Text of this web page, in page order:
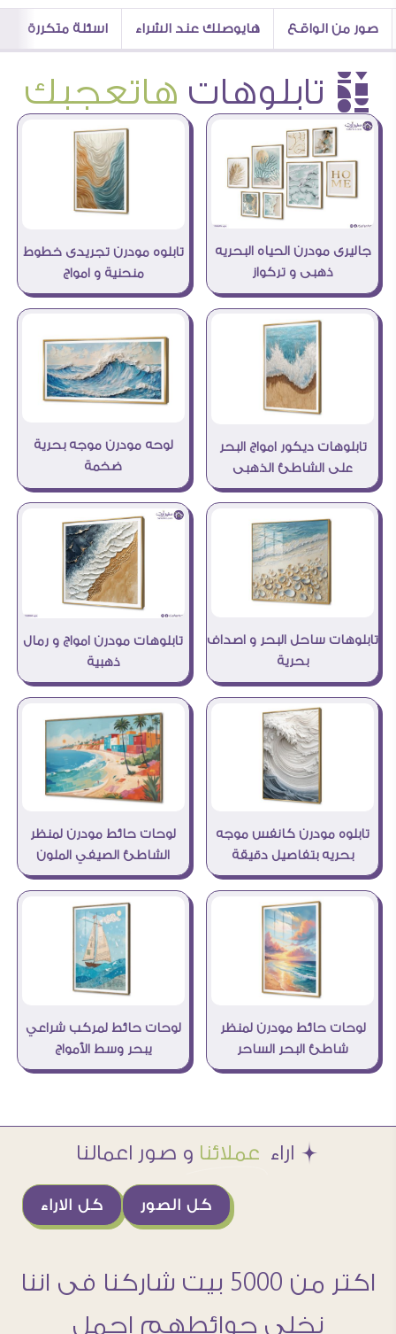
صور من الواقع هايوصلك عند الشراء اسئلة متكررة
è تابلوهات هاتعجبك
جاليرى مودرن الحياه البحريه
ذهبى و تركواز
تابلوه مودرن تجريدى خطوط
منحنية و امواج
تابلوهات ديكور امواج البحر
على الشاطئ الذهبى
لوحه مودرن موجه بحرية
ضخمة
تابلوهات ساحل البحر و اصداف
بحرية
تابلوهات مودرن امواج و رمال
ذهبية
تابلوه مودرن كانفس موجه
بحريه بتفاصيل دقيقة
لوحات حائط مودرن لمنظر
الشاطئ الصيفي الملون
لوحات حائط مودرن لمنظر
شاطئ البحر الساحر
لوحات حائط لمركب شراعي
يبحر وسط الأمواج
Æ اراء عملائنا و صور اعمالنا
كل الاراء كل الصور
اكتر من 5000 بيت شاركنا فى اننا
نخلى حوائطهم اجمل